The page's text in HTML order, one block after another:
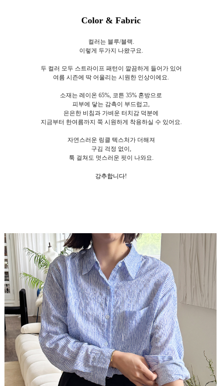
Color & Fabric
컬러는 블루/블랙.
이렇게 두가지 나왔구요.
두 컬러 모두 스트라이프 패턴이 깔끔하게 들어가 있어
여름 시즌에 딱 어울리는 시원한 인상이에요.
소재는 레이온 65%, 코튼 35% 혼방으로
피부에 닿는 감촉이 부드럽고,
은은한 비침과 가벼운 터치감 덕분에
지금부터 한여름까지 쭉 시원하게 착용하실 수 있어요.
자연스러운 링클 텍스처가 더해져
구김 걱정 없이,
툭 걸쳐도 멋스러운 핏이 나와요.
강추합니다!